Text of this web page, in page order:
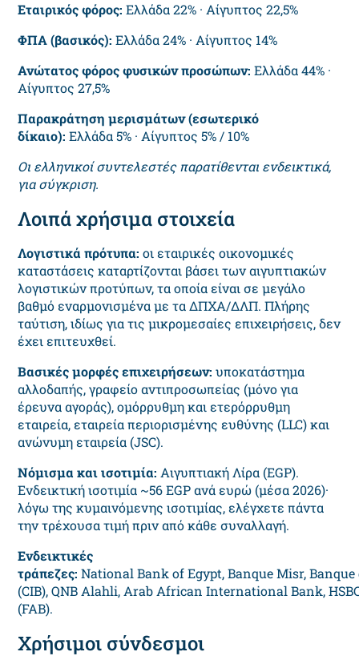
Εταιρικός φόρος:Ελλάδα 22% · Αίγυπτος 22,5%
ΦΠΑ (βασικός):Ελλάδα 24% · Αίγυπτος 14%
Ανώτατος φόρος φυσικών προσώπων:Ελλάδα 44% ·
Αίγυπτος 27,5%
Παρακράτηση μερισμάτων (εσωτερικό
δίκαιο):Ελλάδα 5% · Αίγυπτος 5% / 10%
Οι ελληνικοί συντελεστές παρατίθενται ενδεικτικά,
για σύγκριση.
Λοιπά χρήσιμα στοιχεία
Λογιστικά πρότυπα:οι εταιρικές οικονομικές
καταστάσεις καταρτίζονται βάσει των αιγυπτιακών
λογιστικών προτύπων, τα οποία είναι σε μεγάλο
βαθμό εναρμονισμένα με τα ΔΠΧΑ/ΔΛΠ. Πλήρης
ταύτιση, ιδίως για τις μικρομεσαίες επιχειρήσεις, δεν
έχει επιτευχθεί.
Βασικές μορφές επιχειρήσεων:υποκατάστημα
αλλοδαπής, γραφείο αντιπροσωπείας (μόνο για
έρευνα αγοράς), ομόρρυθμη και ετερόρρυθμη
εταιρεία, εταιρεία περιορισμένης ευθύνης (LLC) και
ανώνυμη εταιρεία (JSC).
Νόμισμα και ισοτιμία:Αιγυπτιακή Λίρα (EGP).
Ενδεικτική ισοτιμία ~56 EGP ανά ευρώ (μέσα 2026)·
λόγω της κυμαινόμενης ισοτιμίας, ελέγχετε πάντα
την τρέχουσα τιμή πριν από κάθε συναλλαγή.
Ενδεικτικές
τράπεζες:National Bank of Egypt, Banque Misr,
(CIB), QNB Alahli, Arab African International Bank,
(FAB).
Χρήσιμοι σύνδεσμοι